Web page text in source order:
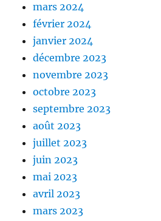
mars 2024
février 2024
janvier 2024
décembre 2023
novembre 2023
octobre 2023
septembre 2023
août 2023
juillet 2023
juin 2023
mai 2023
avril 2023
mars 2023